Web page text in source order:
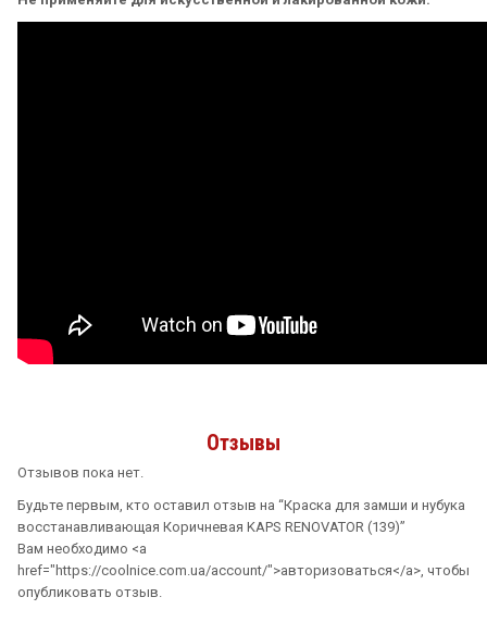
Отзывы
Отзывов пока нет.
Будьте первым, кто оставил отзыв на “Краска для замши и нубука
восстанавливающая Коричневая KAPS RENOVATOR (139)”
Вам необходимо <a
href="https://coolnice.com.ua/account/">авторизоваться</a>, чтобы
опубликовать отзыв.